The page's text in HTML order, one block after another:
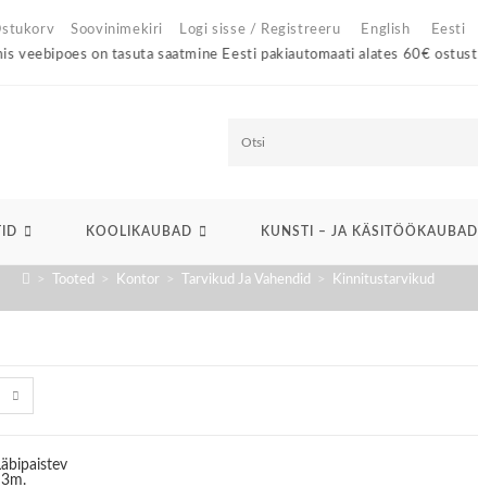
Soovinimekiri Logi sisse / Registreeru English
Eesti
on tasuta saatmine Eesti pakiautomaati alates 60€ ostust!
O
i
KOOLIKAUBAD KUNSTI – JA KÄSITÖÖKAUBAD
> Tooted > Kontor > Tarvikud Ja Vahendid > Kinnitustarvikud